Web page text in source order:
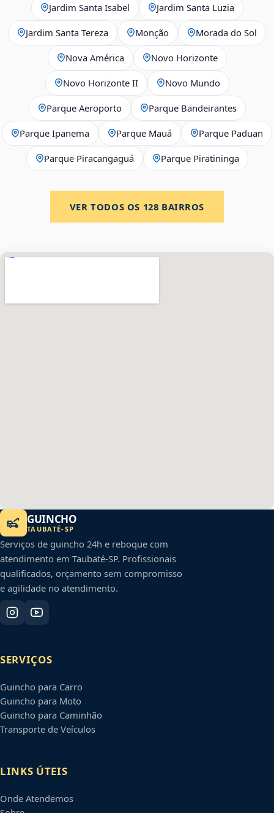
Jardim Santa Isabel Jardim Santa Luzia
Jardim Santa Tereza Monção Morada do Sol
Nova América Novo Horizonte
Novo Horizonte II Novo Mundo
Parque Aeroporto Parque Bandeirantes
Parque Ipanema Parque Mauá Parque Paduan
Parque Piracangaguá Parque Piratininga
VER TODOS OS 128 BAIRROS
GUINCHO
TAUBATÉ-SP
Serviços de guincho 24h e reboque com
atendimento em Taubaté-SP. Profissionais
qualificados, orçamento sem compromisso
e agilidade no atendimento.
SERVIÇOS
Guincho para Carro
Guincho para Moto
Guincho para Caminhão
Transporte de Veículos
LINKS ÚTEIS
Onde Atendemos